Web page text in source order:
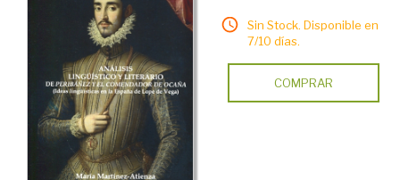
Sin Stock. Disponible en
7/10 días.
COMPRAR